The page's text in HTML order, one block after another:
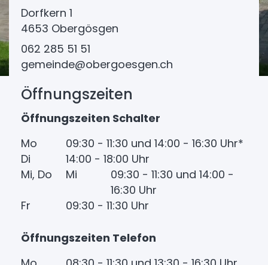
Dorfkern 1
4653 Obergösgen
062 285 51 51
gemeinde@obergoesgen.ch
Öffnungszeiten
Öffnungszeiten Schalter
Mo
09:30 - 11:30 und 14:00 - 16:30 Uhr*
Di
14:00 - 18:00 Uhr
Mi, Do
Mi
09:30 - 11:30 und 14:00 -
16:30 Uhr
Fr
09:30 - 11:30 Uhr
Öffnungszeiten Telefon